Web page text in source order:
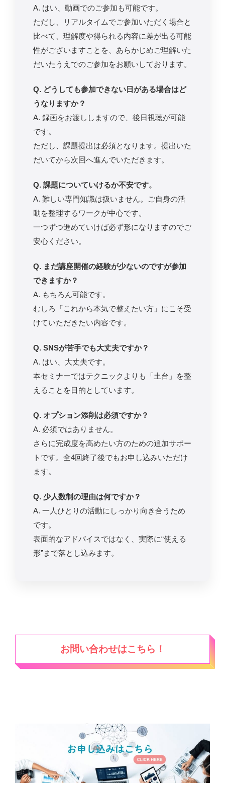
A. はい、動画でのご参加も可能です。
ただし、リアルタイムでご参加いただく場合と
比べて、理解度や得られる内容に差が出る可能
性がございますことを、あらかじめご理解いた
だいたうえでのご参加をお願いしております。
Q. どうしても参加できない日がある場合はど
うなりますか？
A. 録画をお渡ししますので、後日視聴が可能
です。
ただし、課題提出は必須となります。提出いた
だいてから次回へ進んでいただきます。
Q. 課題についていけるか不安です。
A. 難しい専門知識は扱いません。ご自身の活
動を整理するワークが中心です。
一つずつ進めていけば必ず形になりますのでご
安心ください。
Q. まだ講座開催の経験が少ないのですが参加
できますか？
A. もちろん可能です。
むしろ「これから本気で整えたい方」にこそ受
けていただきたい内容です。
Q. SNSが苦手でも大丈夫ですか？
A. はい、大丈夫です。
本セミナーではテクニックよりも「土台」を整
えることを目的としています。
Q. オプション添削は必須ですか？
A. 必須ではありません。
さらに完成度を高めたい方のための追加サポー
トです。全4回終了後でもお申し込みいただけ
ます。
Q. 少人数制の理由は何ですか？
A. 一人ひとりの活動にしっかり向き合うため
です。
表面的なアドバイスではなく、実際に“使える
形”まで落とし込みます。
お問い合わせはこちら！